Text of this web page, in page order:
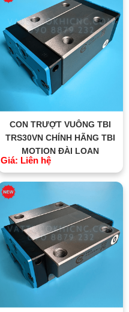
CON TRƯỢT VUÔNG TBI
TRS30VN CHÍNH HÃNG TBI
MOTION ĐÀI LOAN
Giá: Liên hệ